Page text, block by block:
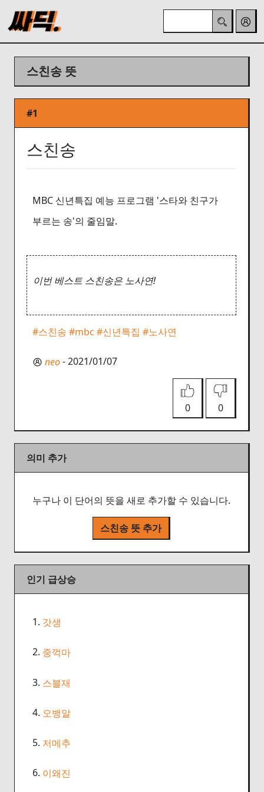
스친송 뜻
#1
스친송
MBC 신년특집 예능 프로그램 '스타와 친구가
부르는 송'의 줄임말.
이번 베스트 스친송은 노사연!
#스친송 #mbc #신년특집 #노사연
neo- 2021/01/07
0 0
의미 추가
누구나 이 단어의 뜻을 새로 추가할 수 있습니다.
스친송 뜻 추가
인기 급상승
1. 갓생
2. 중꺽마
3. 스블재
4. 오뱅알
5. 저메추
6. 이왜진